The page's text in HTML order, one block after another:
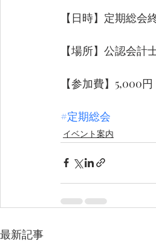
【日時】定期総会
【場所】公認会
【参加費】5,000円
#定期総会
イベント案内
最新記事